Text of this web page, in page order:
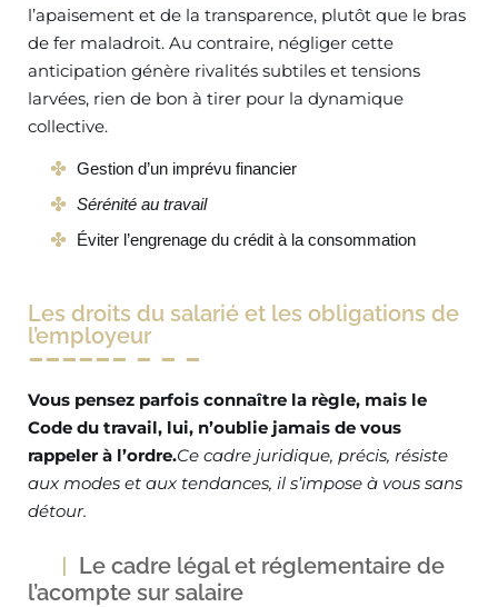
l’apaisement et de la transparence, plutôt que le bras
de fer maladroit. Au contraire, négliger cette
anticipation génère rivalités subtiles et tensions
larvées, rien de bon à tirer pour la dynamique
collective.
Gestion d’un imprévu financier
Sérénité au travail
Éviter l’engrenage du crédit à la consommation
Les droits du salarié et les obligations de
l’employeur
Vous pensez parfois connaître la règle, mais le
Code du travail, lui, n’oublie jamais de vous
rappeler à l’ordre.Ce cadre juridique, précis, résiste
aux modes et aux tendances, il s’impose à vous sans
détour.
Le cadre légal et réglementaire de
l’acompte sur salaire